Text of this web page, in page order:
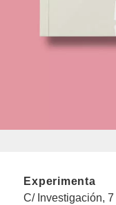
Experimenta
C/ Investigación, 7